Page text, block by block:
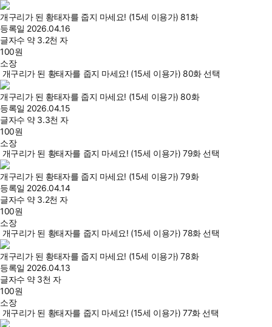
개구리가 된 황태자를 줍지 마세요! (15세 이용가) 81화
등록일 2026.04.16
글자수 약 3.2천 자
100원
소장
개구리가 된 황태자를 줍지 마세요! (15세 이용가) 80화 선택
개구리가 된 황태자를 줍지 마세요! (15세 이용가) 80화
등록일 2026.04.15
글자수 약 3.3천 자
100원
소장
개구리가 된 황태자를 줍지 마세요! (15세 이용가) 79화 선택
개구리가 된 황태자를 줍지 마세요! (15세 이용가) 79화
등록일 2026.04.14
글자수 약 3.2천 자
100원
소장
개구리가 된 황태자를 줍지 마세요! (15세 이용가) 78화 선택
개구리가 된 황태자를 줍지 마세요! (15세 이용가) 78화
등록일 2026.04.13
글자수 약 3천 자
100원
소장
개구리가 된 황태자를 줍지 마세요! (15세 이용가) 77화 선택